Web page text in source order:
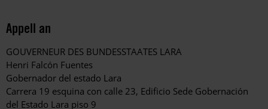
Appell an
GOUVERNEUR DES BUNDESSTAATES LARA
Henri Falcón Fuentes
Gobernador del estado Lara
Carrera 19 esquina con calle 23, Edificio Sede Gobernación
del Estado Lara piso 9